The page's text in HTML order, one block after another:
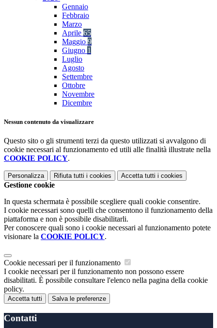
Gennaio
Febbraio
Marzo
Aprile 65
Maggio 9
Giugno 1
Luglio
Agosto
Settembre
Ottobre
Novembre
Dicembre
Nessun contenuto da visualizzare
Questo sito o gli strumenti terzi da questo utilizzati si avvalgono di
cookie necessari al funzionamento ed utili alle finalità illustrate nella
COOKIE POLICY.
Personalizza Rifiuta tutti i cookies Accetta tutti i cookies
Gestione cookie
In questa schermata è possibile scegliere quali cookie consentire.
I cookie necessari sono quelli che consentono il funzionamento della
piattaforma e non è possibile disabilitarli.
Per conoscere quali sono i cookie necessari al funzionamento potete
visionare la COOKIE POLICY.
Cookie necessari per il funzionamento
I cookie necessari per il funzionamento non possono essere
disabilitati. È possibile consultare l'elenco nella pagina della cookie
policy.
Accetta tutti Salva le preferenze
Contatti